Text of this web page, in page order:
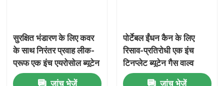
सुरक्षित भंडारण के लिए कवर
के साथ निरंतर प्रवाह लीक-
प्रूफ एक इंच एयरोसोल ब्यूटेन
गैस वाल्व
जांच भेजें
पोर्टेबल ईंधन कैन के लिए
रिसाव-प्रतिरोधी एक इंच
टिनप्लेट ब्यूटेन गैस वाल्व
जांच भेजें